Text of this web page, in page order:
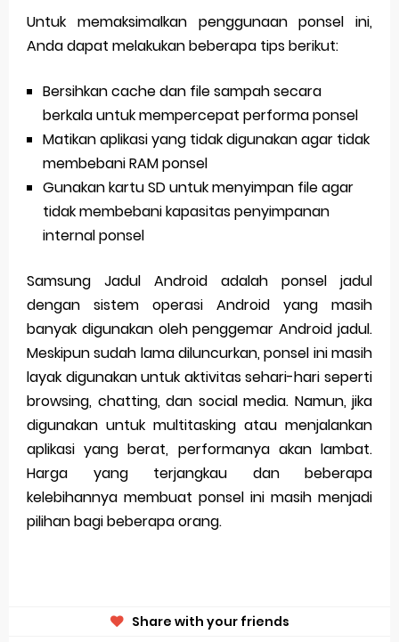
Untuk memaksimalkan penggunaan ponsel ini,
Anda dapat melakukan beberapa tips berikut:
Bersihkan cache dan file sampah secara
berkala untuk mempercepat performa ponsel
Matikan aplikasi yang tidak digunakan agar tidak
membebani RAM ponsel
Gunakan kartu SD untuk menyimpan file agar
tidak membebani kapasitas penyimpanan
internal ponsel
Samsung Jadul Android adalah ponsel jadul
dengan sistem operasi Android yang masih
banyak digunakan oleh penggemar Android jadul.
Meskipun sudah lama diluncurkan, ponsel ini masih
layak digunakan untuk aktivitas sehari-hari seperti
browsing, chatting, dan social media. Namun, jika
digunakan untuk multitasking atau menjalankan
aplikasi yang berat, performanya akan lambat.
Harga yang terjangkau dan beberapa
kelebihannya membuat ponsel ini masih menjadi
pilihan bagi beberapa orang.
Share with your friends